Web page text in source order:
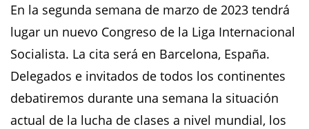
En la segunda semana de marzo de 2023 tendrá
lugar un nuevo Congreso de la Liga Internacional
Socialista. La cita será en Barcelona, España.
Delegados e invitados de todos los continentes
debatiremos durante una semana la situación
actual de la lucha de clases a nivel mundial, los